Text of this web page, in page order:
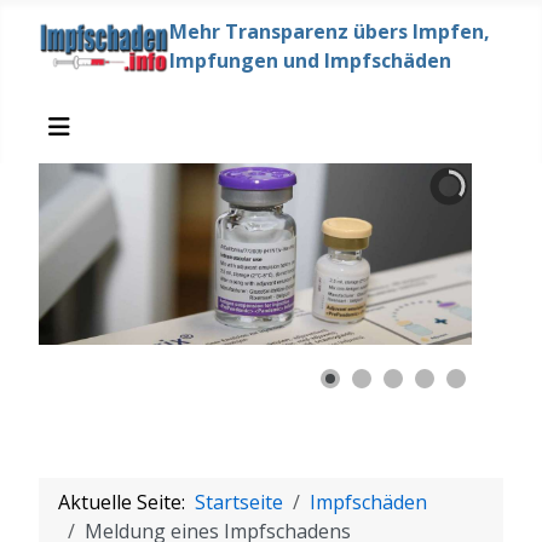
Mehr Transparenz übers Impfen,
Impfungen und Impfschäden
Aktuelle Seite: Startseite
Impfschäden
Meldung eines Impfschadens